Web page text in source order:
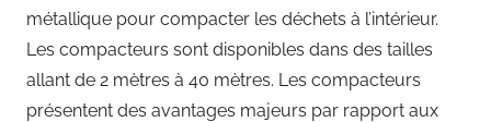
métallique pour compacter les déchets à l’intérieur.
Les compacteurs sont disponibles dans des tailles
allant de 2 mètres à 40 mètres. Les compacteurs
présentent des avantages majeurs par rapport aux